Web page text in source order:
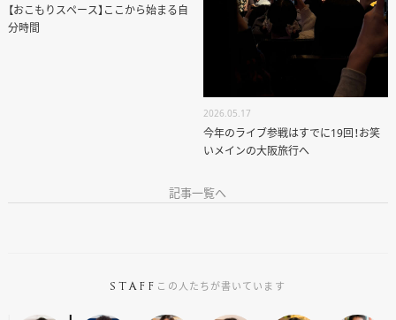
【おこもりスペース】ここから始まる自
分時間
2026.05.17
今年のライブ参戦はすでに19回！お笑
いメインの大阪旅行へ
記事一覧へ
STAFF この人たちが書いています